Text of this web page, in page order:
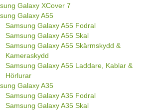
Galaxy XCover 7
Galaxy A55
Samsung Galaxy A55 Fodral
Samsung Galaxy A55 Skal
Samsung Galaxy A55 Skärmskydd &
Kameraskydd
Samsung Galaxy A55 Laddare, Kablar &
Hörlurar
Galaxy A35
Samsung Galaxy A35 Fodral
Samsung Galaxy A35 Skal